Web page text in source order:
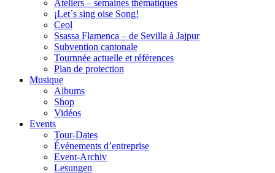
Ateliers – semaines thématiques
¡Let´s sing oise Song!
Ceol
Ssassa Flamenca – de Sevilla à Jajpur
Subvention cantonale
Tournnée actuelle et références
Plan de protection
Musique
Albums
Shop
Vidéos
Events
Tour-Dates
Événements d’entreprise
Event-Archiv
Lesungen